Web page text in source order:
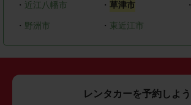
・ 近江八幡市 ・ 草津市 ・
・ 野洲市 ・ 東近江市
レンタカーを予約しよう